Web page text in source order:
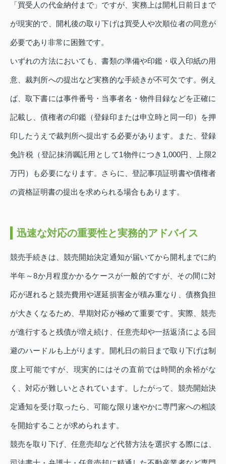
「買受人の代金納付まで」ですが、実務上は開札日前日まで
が現実的で、開札後の取り下げは買受人や次順位者の同意が
必要であり非常に困難です。
いずれの方法においても、書類の準備や印鑑・収入印紙の用
意、裁判所への提出など実務的な手続きが不可欠です。例え
ば、取下書には事件番号・当事者名・物件目録などを正確に
記載し、債権者の印鑑（登録印または申立時と同一印）を押
印したうえで裁判所へ提出する必要があります。また、登録
免許税（登記抹消嘱託用として1物件につき1,000円、上限2
万円）も必要になります。さらに、登記事項証明書や債権者
の資格証明書の提出を求められる場合もあります。
迅速な対応の重要性と実務的アドバイス
競売手続きは、競売開始決定通知が届いてから開札までに約
半年～8か月程度かかるケースが一般的ですが、その間に対
応が遅れると競売費用や遅延損害金が積み重なり、債務負担
が大きくなるため、早期対応が極めて重要です。実際、競売
が進行すると残債が増え続け、任意売却や一括返済による回
避のハードルも上がります。開札日の前日まで取り下げは制
度上可能ですが、現実的にはその直前では時間的余裕がな
く、対応が難しいとされています。したがって、競売開始決
定通知を受け取ったら、可能な限り速やかに専門家への相談
を開始することが求められます。
競売を取り下げ、任意売却など代替方法を選択する際には、